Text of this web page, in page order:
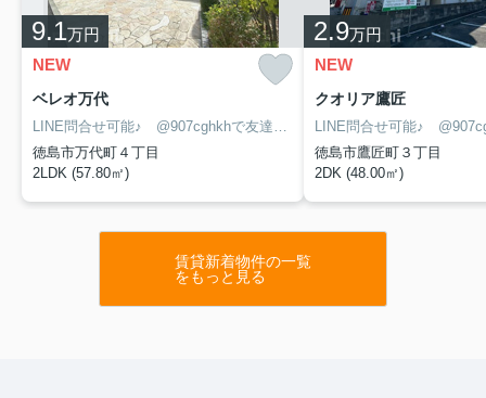
9.1万円
NEW
ベレオ万代
LINE問合せ可能♪ @907cghkhで友達検索して下さい
徳島市万代町４丁目
2LDK (57.80㎡)
2.9万円
NEW
クオリア鷹匠
徳島市鷹匠町３丁目
2DK (48.00㎡)
賃貸新着物件の一覧
をもっと見る